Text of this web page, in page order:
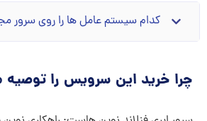
کدام سیستم عامل ها را روی سرور
چرا خرید این سرویس را توصیه